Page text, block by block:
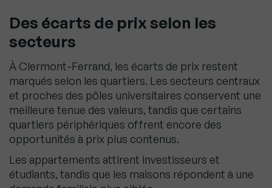
Des écarts de prix selon les
secteurs
À Clermont-Ferrand, les écarts de prix restent
marqués selon les quartiers. Les secteurs centraux
et proches des pôles universitaires conservent une
meilleure tenue des valeurs, tandis que certains
quartiers périphériques offrent encore des
opportunités à prix plus contenus.
Les appartements attirent investisseurs et
étudiants, tandis que les maisons répondent à une